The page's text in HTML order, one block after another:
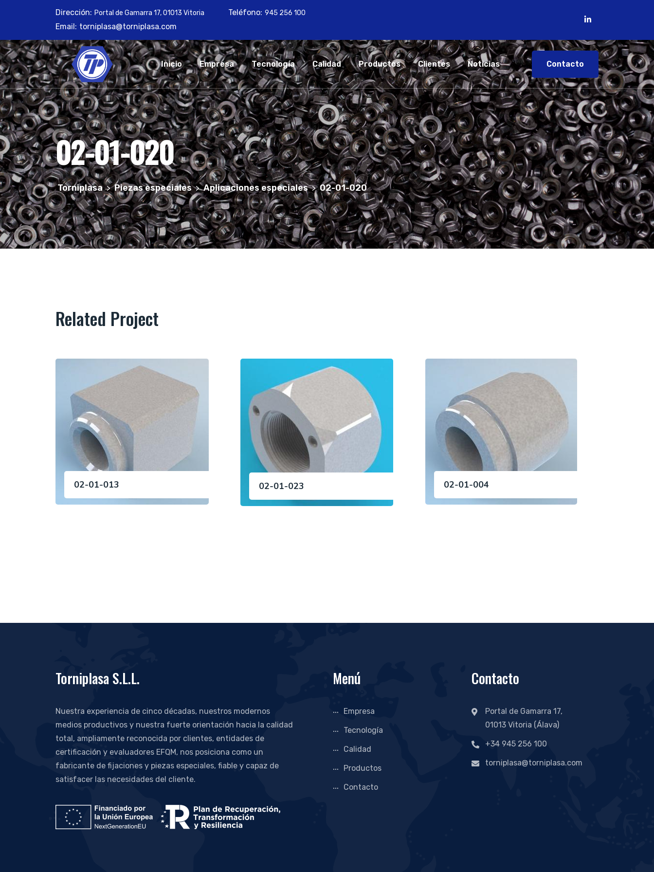
Dirección: Portal de Gamarra 17, 01013 Vitoria Teléfono: 945 256 100
Email: torniplasa@torniplasa.com
Inicio Empresa Tecnología Calidad Productos Clientes Noticias Contacto
02-01-020
Torniplasa > Piezas especiales > Aplicaciones especiales > 02-01-020
Related Project
02-01-013 02-01-023 02-01-004
Torniplasa S.L.L.
Nuestra experiencia de cinco décadas, nuestros modernos
medios productivos y nuestra fuerte orientación hacia la calidad
total, ampliamente reconocida por clientes, entidades de
certificación y evaluadores EFQM, nos posiciona como un
fabricante de fijaciones y piezas especiales, fiable y capaz de
satisfacer las necesidades del cliente.
Menú
Empresa
Tecnología
Calidad
Productos
Contacto
Contacto
Portal de Gamarra 17,
01013 Vitoria (Álava)
+34 945 256 100
torniplasa@torniplasa.com